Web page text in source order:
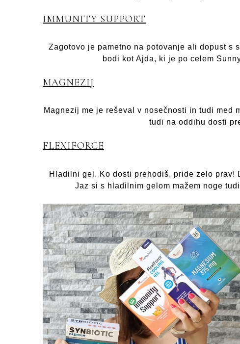
IMMUNITY SUPPORT
Zagotovo je pametno na potovanje ali dopust s
bodi kot Ajda, ki je po celem
MAGNEZIJ
Magnezij me je reševal v nosečnosti in tudi med
tudi na oddihu dosti
FLEXIFORCE
Hladilni gel. Ko dosti prehodiš, pride zelo
Jaz si s hladilnim gelom mažem noge